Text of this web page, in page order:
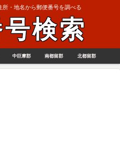
・地名から郵便番号を調べる
検索
中巨摩郡 南都留郡 北都留郡